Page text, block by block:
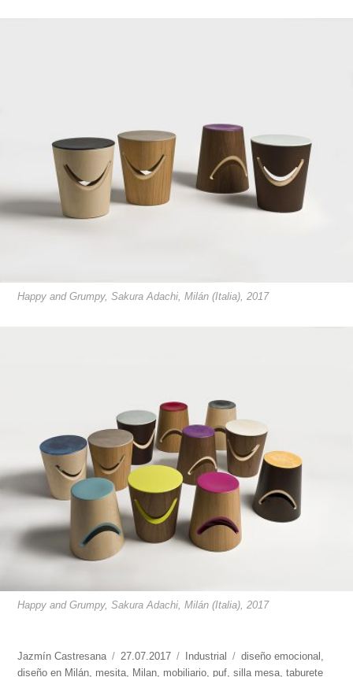
Happy and Grumpy, Sakura Adachi, Milán (Italia), 2017
Happy and Grumpy, Sakura Adachi, Milán (Italia), 2017
https://www.experimenta.es/author/jazmin-
castresana/
Jazmín Castresana
Publicado
el
27.07.2017 Categorías
Industrial Etiquetas
diseño emocional
diseño en Milán mesita Milan mobiliario puf ,silla mesa ,taburete